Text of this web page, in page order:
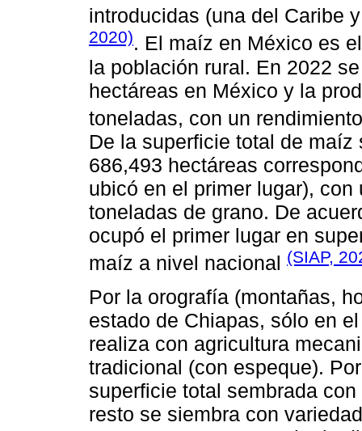
introducidas (una del Caribe
2020). El maíz en México es
la población rural. En 2022
hectáreas en México y la
toneladas, con un
De la superficie total de
686,493 hectáreas
ubicó en el primer lugar),
toneladas de grano. De
ocupó el primer lugar en
maíz a nivel nacional (SIAP,
Por la orografía (montañas,
estado de Chiapas, sólo en
realiza con agricultura
tradicional (con espeque).
superficie total sembrada
resto se siembra con